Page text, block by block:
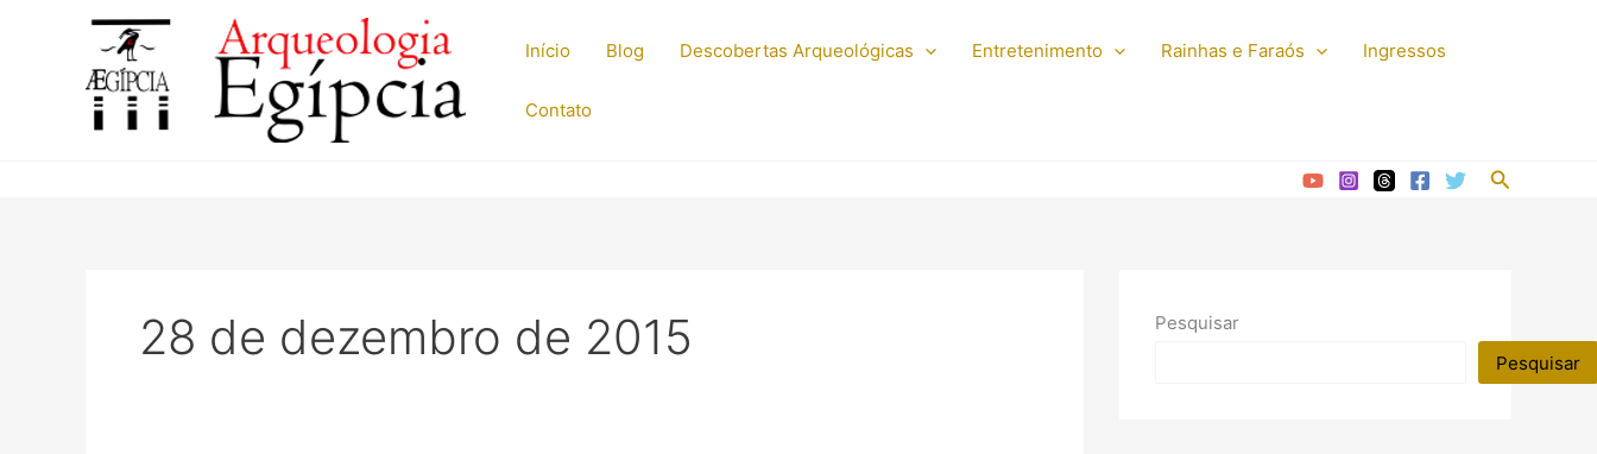
Início Blog Descobertas Arqueológicas Entretenimento Rainhas e Faraós Ingressos
Contato
Pesquisar
28 de dezembro de 2015
Pesquisar
Pesquisar